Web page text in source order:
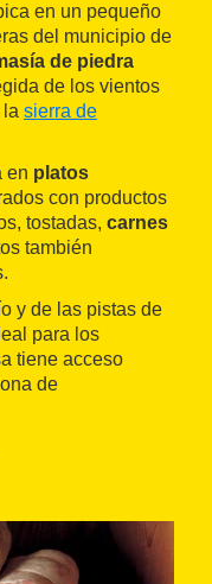
en un pequeño
del municipio de
de piedra
de los vientos
la sierra de
en platos
con productos
tostadas, carnes
también
y de las pistas de
para los
tiene acceso
de